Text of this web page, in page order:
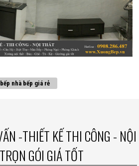
nhà bếp giá rẻ
-THIẾT KẾ THI CÔNG - NỘI
GÓI GIÁ TỐT